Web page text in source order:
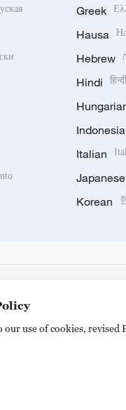
Greek
Hausa
Hebrew
Hindi हिन्दी
Italian
Japanese
Korean
号
use of cookies, revised